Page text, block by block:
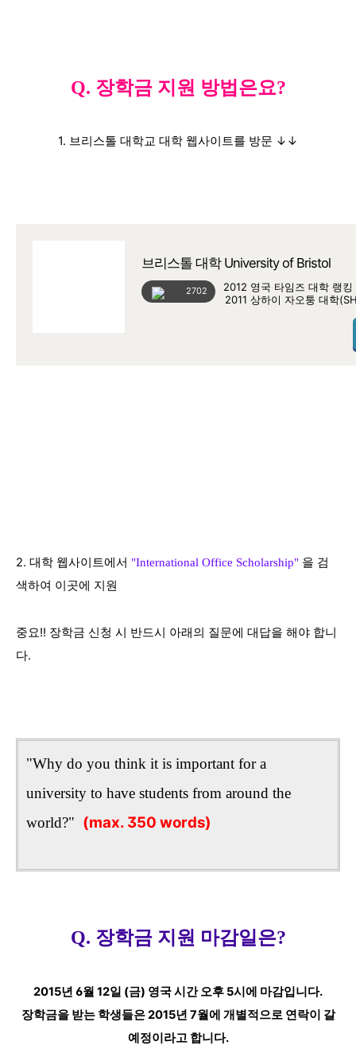
Q. 장학금 지원 방법은요?
1. 브리스톨 대학교 대학 웹사이트를 방문 ↓↓
브리스톨 대학 University of Bristol
2702
2012 영국 타임즈 대학 랭킹
2011 상하이 자오퉁 대학
2. 대학 웹사이트에서 "International Office Scholarship" 을 검
색하여 이곳에 지원
중요!! 장학금 신청 시 반드시 아래의 질문에 대답을 해야 합니
다.
"Why do you think it is important for a
university to have students from around the
world?" (max. 350 words)
Q. 장학금 지원 마감일은?
2015년 6월 12일 (금) 영국 시간 오후 5시에 마감입니다.
장학금을 받는 학생들은 2015년 7월에 개별적으로 연락이 갈
예정이라고 합니다.